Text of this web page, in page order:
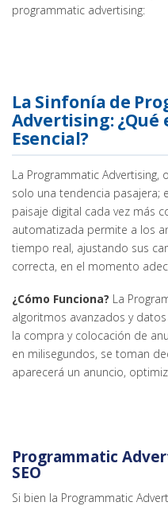
programmatic advertising:
La Sinfonía de
Advertising: ¿Qué
Esencial?
La Programmatic
solo una tendencia pasajera;
paisaje digital cada vez más
automatizada permite a los
tiempo real, ajustando sus
correcta, en el momento
¿Cómo Funciona? La
algoritmos avanzados y
la compra y colocación de
en milisegundos, se toman
aparecerá un anuncio,
Programmatic
SEO
Si bien la Programmatic